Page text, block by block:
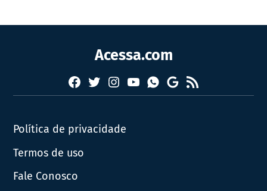
Acessa.com
Facebook
TwitterInstagram
YouTubeWhatsapp
Google
News
RSS
Política de privacidade
Termos de uso
Fale Conosco